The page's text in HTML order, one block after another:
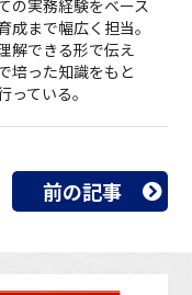
の実務経験をベース
まで幅広く担当。
解できる形で伝え
培った知識をもと
ている。
前の記事